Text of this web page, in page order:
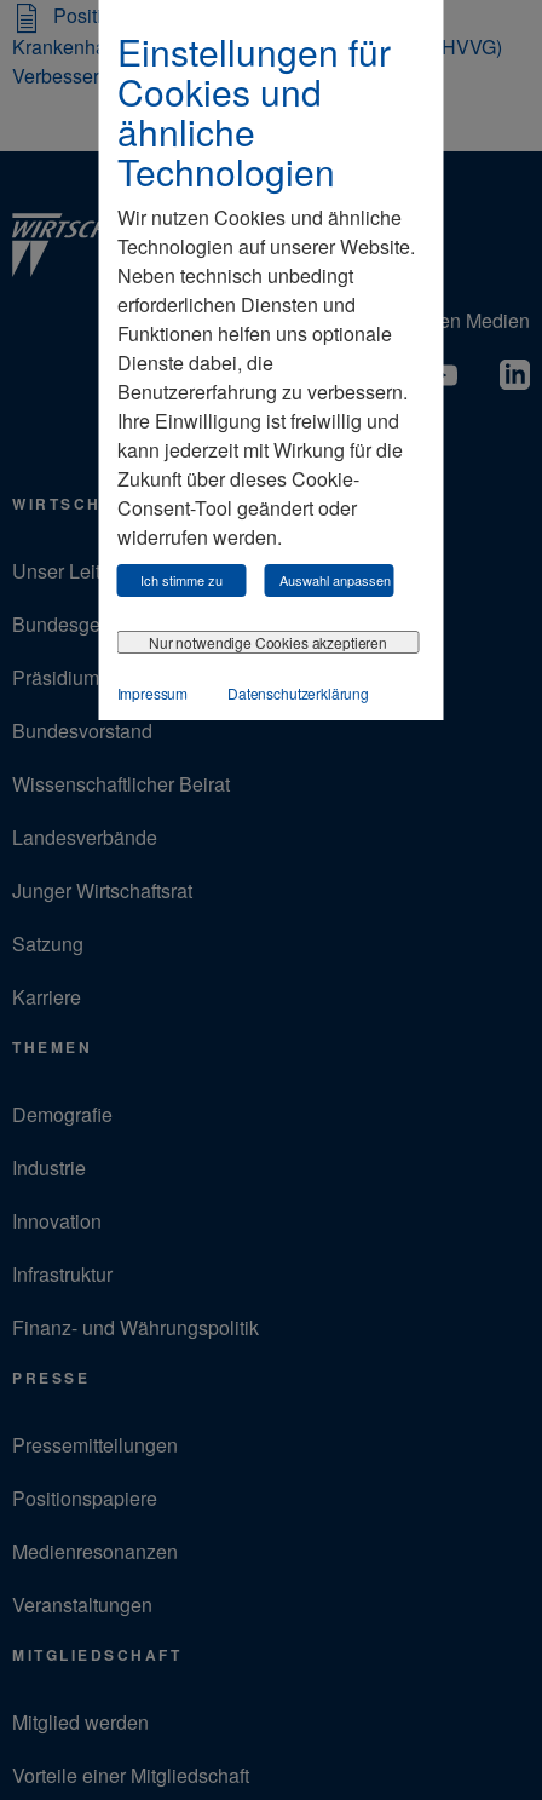
Einstellungen für
Cookies und
ähnliche
Technologien
Wir nutzen Cookies und ähnliche
Technologien auf unserer Website.
Neben technisch unbedingt
erforderlichen Diensten und
Funktionen helfen uns optionale
Dienste dabei, die
Benutzererfahrung zu verbessern.
Ihre Einwilligung ist freiwillig und
kann jederzeit mit Wirkung für die
Zukunft über dieses Cookie-
Consent-Tool geändert oder
widerrufen werden.
Ich stimme zu Auswahl anpassen
Nur notwendige Cookies akzeptieren
Impressum Datenschutzerklärung
Positionspapier
Krankenhausversorgungsverbesserungsgesetz (KHVVG)
Verbesserungsvorschläge (PDF 164,8 KB)
Der Wirtschaftsrat in den Sozialen Medien
WIRTSCHAFTSRAT
Unser Leitbild
Bundesgeschäftsstelle
Präsidium
Bundesvorstand
Wissenschaftlicher Beirat
Landesverbände
Junger Wirtschaftsrat
Satzung
Karriere
THEMEN
Demografie
Industrie
Innovation
Infrastruktur
Finanz- und Währungspolitik
PRESSE
Pressemitteilungen
Positionspapiere
Medienresonanzen
Veranstaltungen
MITGLIEDSCHAFT
Mitglied werden
Vorteile einer Mitgliedschaft